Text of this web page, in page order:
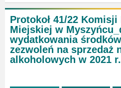
Protokoł 41/22
Miejskiej w
wydatkowania
zezwoleń na sprzedaż
alkoholowych w 2021 r.